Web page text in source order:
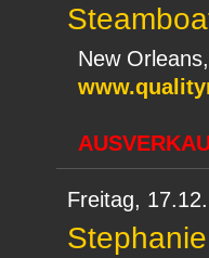
New
Freitag,